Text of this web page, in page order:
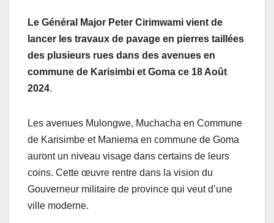
Le Général Major Peter Cirimwami vient de
lancer les travaux de pavage en pierres taillées
des plusieurs rues dans des avenues en
commune de Karisimbi et Goma ce 18 Août
2024.
Les avenues Mulongwe, Muchacha en Commune
de Karisimbe et Maniema en commune de Goma
auront un niveau visage dans certains de leurs
coins. Cette œuvre rentre dans la vision du
Gouverneur militaire de province qui veut d’une
ville moderne.